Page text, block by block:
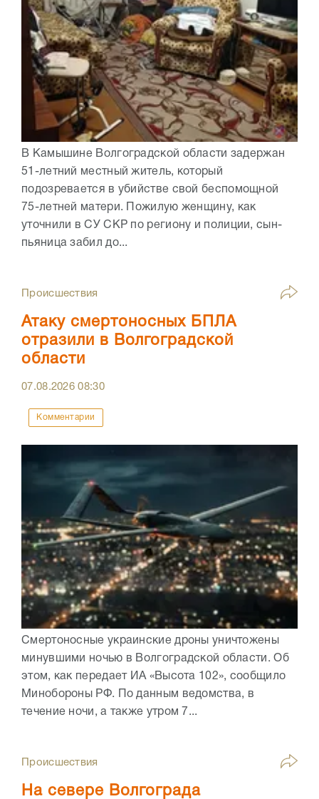
В Камышине Волгоградской области задержан
51-летний местный житель, который
подозревается в убийстве свой беспомощной
75-летней матери. Пожилую женщину, как
уточнили в СУ СКР по региону и полиции, сын-
пьяница забил до...
Происшествия
Атаку смертоносных БПЛА
отразили в Волгоградской
области
07.08.202608:30
Комментарии
Смертоносные украинские дроны уничтожены
минувшими ночью в Волгоградской области. Об
этом, как передает ИА «Высота 102», сообщило
Минобороны РФ. По данным ведомства, в
течение ночи, а также утром 7...
Происшествия
На севере Волгограда